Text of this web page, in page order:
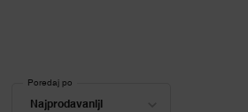
Poredaj po
Najprodavaniji
Poredaj po